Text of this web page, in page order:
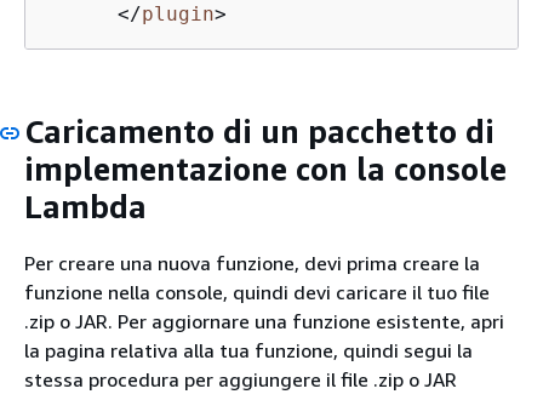
</plugin>
Caricamento di un pacchetto di
implementazione con la console
Lambda
Per creare una nuova funzione, devi prima creare la
funzione nella console, quindi devi caricare il tuo file
.zip o JAR. Per aggiornare una funzione esistente, apri
la pagina relativa alla tua funzione, quindi segui la
stessa procedura per aggiungere il file .zip o JAR